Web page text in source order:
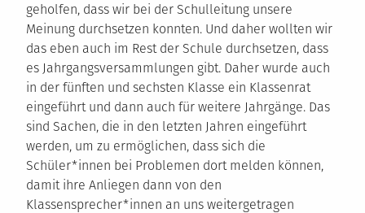
geholfen, dass wir bei der Schulleitung unsere
Meinung durchsetzen konnten. Und daher wollten wir
das eben auch im Rest der Schule durchsetzen, dass
es Jahrgangsversammlungen gibt. Daher wurde auch
in der fünften und sechsten Klasse ein Klassenrat
eingeführt und dann auch für weitere Jahrgänge. Das
sind Sachen, die in den letzten Jahren eingeführt
werden, um zu ermöglichen, dass sich die
Schüler*innen bei Problemen dort melden können,
damit ihre Anliegen dann von den
Klassensprecher*innen an uns weitergetragen